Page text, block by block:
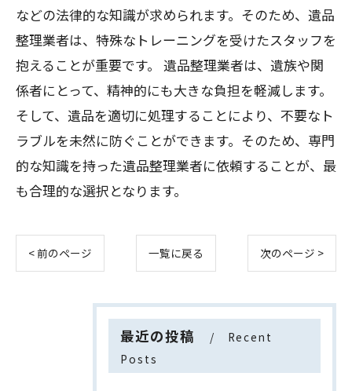
などの法律的な知識が求められます。そのため、遺品
整理業者は、特殊なトレーニングを受けたスタッフを
抱えることが重要です。 遺品整理業者は、遺族や関
係者にとって、精神的にも大きな負担を軽減します。
そして、遺品を適切に処理することにより、不要なト
ラブルを未然に防ぐことができます。そのため、専門
的な知識を持った遺品整理業者に依頼することが、最
も合理的な選択となります。
< 前のページ 一覧に戻る 次のページ >
最近の投稿
Recent
Posts